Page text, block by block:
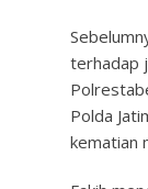
terhadap
Polda
kematian